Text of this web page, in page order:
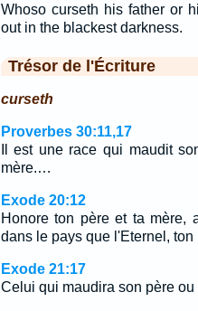
Whoso curseth his father or
out in the blackest darkness.
Trésor de l'Écriture
curseth
Proverbes 30:11,17
Il est une race qui maudit
mère.…
Exode 20:12
Honore ton père et ta mère,
dans le pays que l'Eternel, ton
Exode 21:17
Celui qui maudira son père